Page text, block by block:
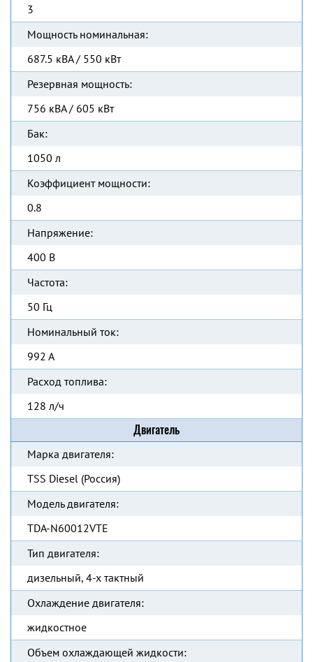
3
Мощность номинальная:
687.5 кВА / 550 кВт
Резервная мощность:
756 кВА / 605 кВт
Бак:
1050 л
Коэффициент мощности:
0.8
Напряжение:
400 В
Частота:
50 Гц
Номинальный ток:
992 А
Расход топлива:
128 л/ч
Двигатель
Марка двигателя:
TSS Diesel (Россия)
Модель двигателя:
TDA-N60012VTE
Тип двигателя:
дизельный, 4-х тактный
Охлаждение двигателя:
жидкостное
Объем охлаждающей жидкости: